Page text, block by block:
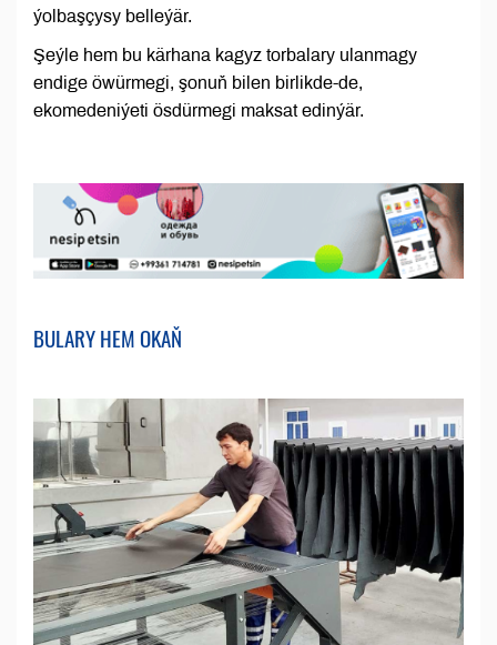
ýolbaşçysy belleýär.
Şeýle hem bu kärhana kagyz torbalary ulanmagy
endige öwürmegi, şonuň bilen birlikde-de,
ekomedeniýeti ösdürmegi maksat edinýär.
BULARY HEM OKAŇ